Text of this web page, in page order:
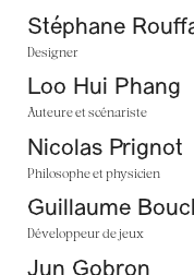
Stéphane
Designer
Loo Hui Phang
Auteure et scénariste
Nicolas Prignot
Philosophe et physicien
Guillaume
Développeur de jeux
Jun Gobron